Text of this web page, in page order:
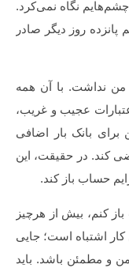
چشم‌هایم نگاه نمی‌کرد.
روز دیگر صادر
من نداشت. با آن همه
عجیب و غریب،
بانک بار اضافی
کند. در حقیقت، این
حساب باز کند.
کنم، بیش از هرچیز
اشتباه است؛ جایی
و مطمئن باشد. باید